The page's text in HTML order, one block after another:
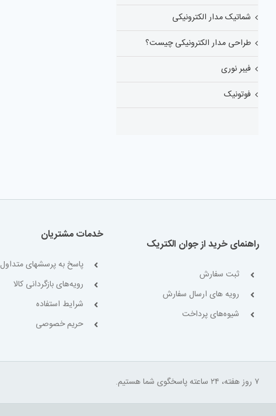
شماتیک مدار الکترونیکی
طراحی مدار الکترونیکی چیست؟
فیبر نوری
فوتونیک
راهنمای خرید از جوان الکتریک
ثبت سفارش
رویه های ارسال سفارش
شیوه‌های پرداخت
خدمات مشتریان
پاسخ به پرسشهای متداول
رویه‌های بازگردانی کالا
شرایط استفاده
حریم خصوصی
۷ روز هفته، ۲۴ ساعته پاسخگوی شما هستیم.